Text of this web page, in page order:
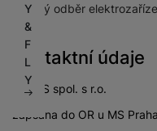
Y
&
F
L
Y
Zpětný odběr
Kontaktní údaje
SETOS spol. s r.o.
zapsána do OR u MS